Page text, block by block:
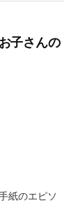
子さんの
紙のエピソ